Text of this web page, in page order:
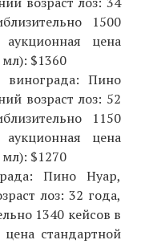
1500
цена
$1360
винограда: Пино
возраст лоз: 52
1150
цена
$1270
Пино Нуар,
лоз: 32 года,
1340 кейсов в
стандартной